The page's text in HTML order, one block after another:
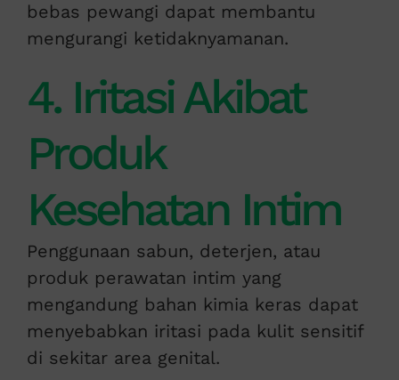
bebas pewangi dapat membantu
mengurangi ketidaknyamanan.
4. Iritasi Akibat
Produk
Kesehatan Intim
Penggunaan sabun, deterjen, atau
produk perawatan intim yang
mengandung bahan kimia keras dapat
menyebabkan iritasi pada kulit sensitif
di sekitar area genital.